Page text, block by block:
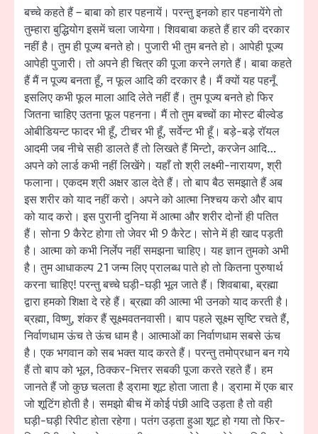
बच्चे कहते हैं – बाबा को हार पहनायें। परन्तु इनको हार पहनायेंगे तो
तुम्हारा बुद्धियोग इसमें चला जायेगा। शिवबाबा कहते हैं हार की दरकार
नहीं है। तुम ही पूज्य बनते हो। पुजारी भी तुम बनते हो। आपेही पूज्य
आपेही पुजारी। तो अपने ही चित्र की पूजा करने लगते हैं। बाबा कहते
हैं मैं न पूज्य बनता हूँ, न फूल आदि की दरकार है। मैं क्यों यह पहनूँ
इसलिए कभी फूल माला आदि लेते नहीं हैं। तुम पूज्य बनते हो फिर
जितना चाहिए उतना फूल पहनना। मैं तो तुम बच्चों का मोस्ट बील्वेड
ओबीडियन्ट फादर भी हूँ, टीचर भी हूँ, सर्वेन्ट भी हूँ। बड़े-बड़े रॉयल
आदमी जब नीचे सही डालते हैं तो लिखते हैं मिन्टो, करजेन आदि…
अपने को लार्ड कभी नहीं लिखेंगे। यहाँ तो श्री लक्ष्मी-नारायण, श्री
फलाना। एकदम श्री अक्षर डाल देते हैं। तो बाप बैठ समझाते हैं अब
इस शरीर को याद नहीं करो। अपने को आत्मा निश्चय करो और बाप
को याद करो। इस पुरानी दुनिया में आत्मा और शरीर दोनों ही पतित
हैं। सोना 9 कैरेट होगा तो जेवर भी 9 कैरेट। सोने में ही खाद पड़ती
है। आत्मा को कभी निर्लेप नहीं समझना चाहिए। यह ज्ञान तुमको अभी
है। तुम आधाकल्प 21 जन्म लिए प्रालब्ध पाते हो तो कितना पुरुषार्थ
करना चाहिए! परन्तु बच्चे घड़ी-घड़ी भूल जाते हैं। शिवबाबा, ब्रह्मा
द्वारा हमको शिक्षा दे रहे हैं। ब्रह्मा की आत्मा भी उनको याद करती है।
ब्रह्मा, विष्णु, शंकर हैं सूक्ष्मवतनवासी। बाप पहले सूक्ष्म सृष्टि रचते हैं,
निर्वाणधाम ऊंच ते ऊंच धाम है। आत्माओं का निर्वाणधाम सबसे ऊंच
है। एक भगवान को सब भक्त याद करते हैं। परन्तु तमोप्रधान बन गये
हैं तो बाप को भूल, ठिक्कर-भित्तर सबकी पूजा करते रहते हैं। हम
जानते हैं जो कुछ चलता है ड्रामा शूट होता जाता है। ड्रामा में एक बार
जो शूटिंग होती है। समझो बीच में कोई पंछी आदि उड़ता है तो वही
घड़ी-घड़ी रिपीट होता रहेगा। पतंग उड़ता हुआ शूट हो गया तो फिर-